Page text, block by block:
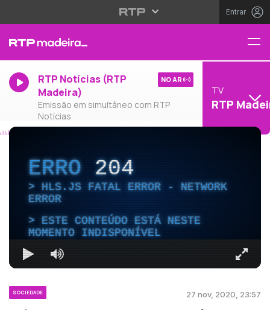
Entrar
RTP Notícias (RTP
Madeira)
Emissão em simultâneo com RTP
Notícias
NO AR
TV
RTP
ERRO204
HLS.JS FATAL ERROR - NETWORK
ERROR
ESTE CONTEÚDO ESTÁ NESTE
MOMENTO INDISPONÍVEL
SOCIEDADE 27 nov, 2020, 23:57